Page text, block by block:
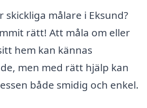
skickliga målare i Eksund?
rätt! Att måla om eller
hem kan kännas
men med rätt hjälp kan
både smidig och enkel.